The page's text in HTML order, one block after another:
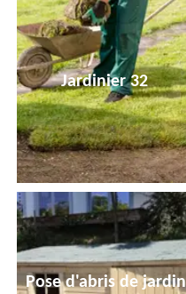
Jardinier 32
Pose d'abris de jardin